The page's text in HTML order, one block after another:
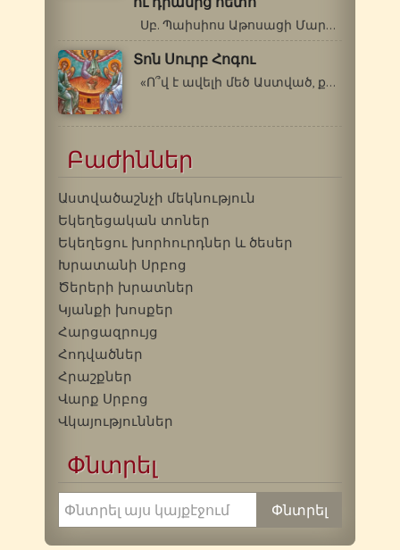
Սբ. Պաիսիոս Աթոսացի Մարդու կապը…
Տոն Սուրբ Հոգու
«Ո՞վ է ավելի մեծ Աստված, քան մեր…
Բաժիններ
Աստվածաշնչի մեկնություն
Եկեղեցական տոներ
Եկեղեցու խորհուրդներ և ծեսեր
Խրատանի Սրբոց
Ծերերի խրատներ
Կյանքի խոսքեր
Հարցազրույց
Հոդվածներ
Հրաշքներ
Վարք Սրբոց
Վկայություններ
Փնտրել